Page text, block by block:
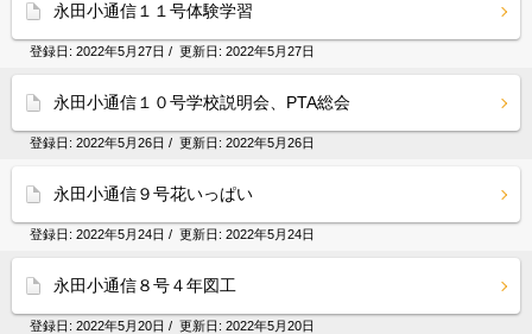
永田小通信１１号体験学習
登録日: 2022年5月27日 / 更新日: 2022年5月27日
永田小通信１０号学校説明会、PTA総会
登録日: 2022年5月26日 / 更新日: 2022年5月26日
永田小通信９号花いっぱい
登録日: 2022年5月24日 / 更新日: 2022年5月24日
永田小通信８号４年図工
登録日: 2022年5月20日 / 更新日: 2022年5月20日